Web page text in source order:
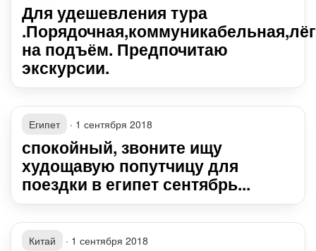
Для удешевления тура
на подъём. Предпочитаю
экскурсии.
Египет · 1 сентября 2018
спокойный, звоните ищу
худощавую попутчицу для
поездки в египет сентябрь...
Китай · 1 сентября 2018